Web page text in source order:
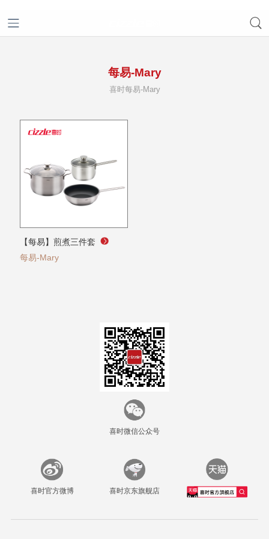
每易-Mary
喜时每易-Mary
【每易】煎煮三件套
每易-Mary
喜时微信公众号
喜时官方微博 喜时京东旗舰店